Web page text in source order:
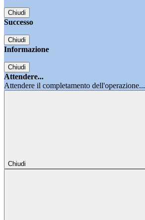
Chiudi
Successo
Chiudi
Informazione
Chiudi
Attendere...
Attendere il completamento dell'operazione...
Chiudi